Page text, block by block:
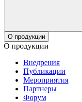
О продукции
О продукции
Внедрения
Публикации
Мероприятия
Партнеры
Форум